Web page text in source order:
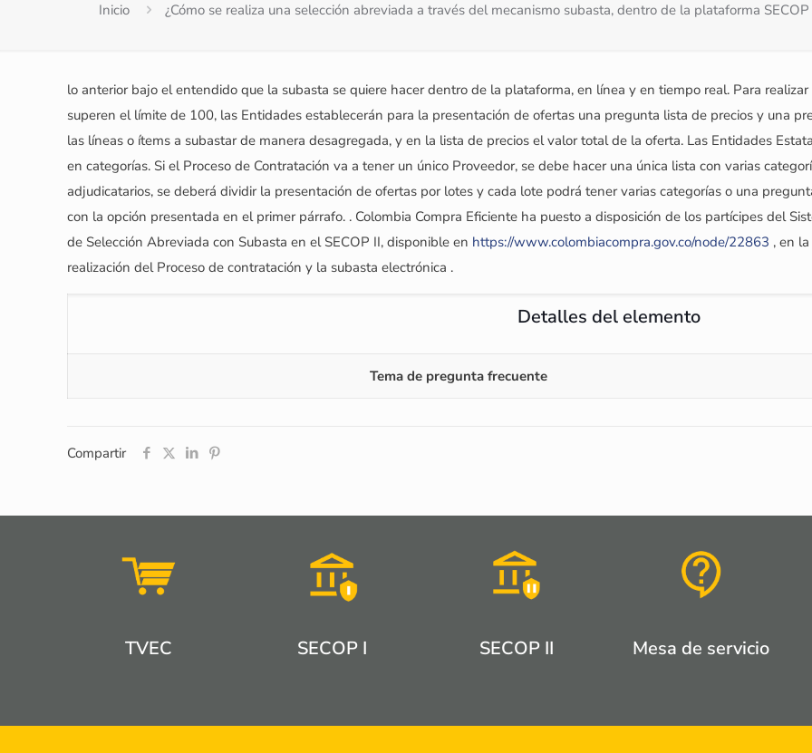
Inicio ¿Cómo se realiza una selección abreviada a través del mecanismo subasta, dentro de la plataforma
lo anterior bajo el entendido que la subasta se quiere hacer dentro de la plataforma, en línea y en tiempo real. Para
superen el límite de 100, las Entidades establecerán para la presentación de ofertas una pregunta lista de precios y una
las líneas o ítems a subastar de manera desagregada, y en la lista de precios el valor total de la oferta. Las Entidades
en categorías. Si el Proceso de Contratación va a tener un único Proveedor, se debe hacer una única lista con varias
adjudicatarios, se deberá dividir la presentación de ofertas por lotes y cada lote podrá tener varias categorías o una
con la opción presentada en el primer párrafo. . Colombia Compra Eficiente ha puesto a disposición de los partícipes del
de Selección Abreviada con Subasta en el SECOP II, disponible en https://www.colombiacompra.gov.co/node/22863 , en
realización del Proceso de contratación y la subasta electrónica .
Detalles del elemento
Tema de pregunta frecuente
Compartir
TVEC SECOP I SECOP II Mesa de servicio